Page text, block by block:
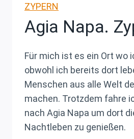
ZYPERN
Agia Napa.
Für mich ist es ein Ort wo
obwohl ich bereits dort
Menschen aus alle Welt
machen. Trotzdem fahre
nach Agia Napa um dort
Nachtleben zu genießen.